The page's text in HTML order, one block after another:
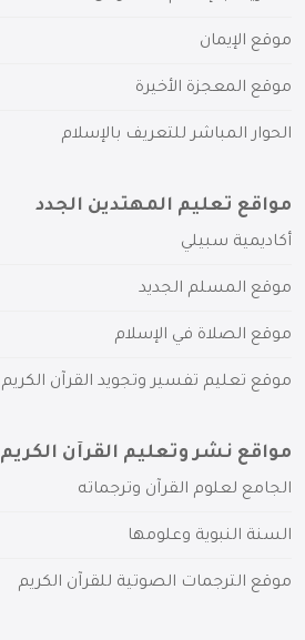
موقع الإيمان
موقع المعجزة الأخيرة
الحوار المباشر للتعريف بالإسلام
مواقع تعليم المهتدين الجدد
أكاديمية سبيلي
موقع المسلم الجديد
موقع الصلاة في الإسلام
موقع تعليم تفسير وتجويد القرآن الكريم
مواقع نشر وتعليم القرآن الكريم
الجامع لعلوم القرآن وترجماته
السنة النبوية وعلومها
موقع الترجمات الصوتية للقرآن الكريم